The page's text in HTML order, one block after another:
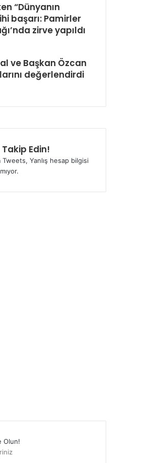
“Dünyanın
başarı: Pamirler
zirve yapıldı
ve Başkan Özcan
değerlendirdi
Takip Edin!
Tweets, Yanlış hesap bilgisi
Olun!